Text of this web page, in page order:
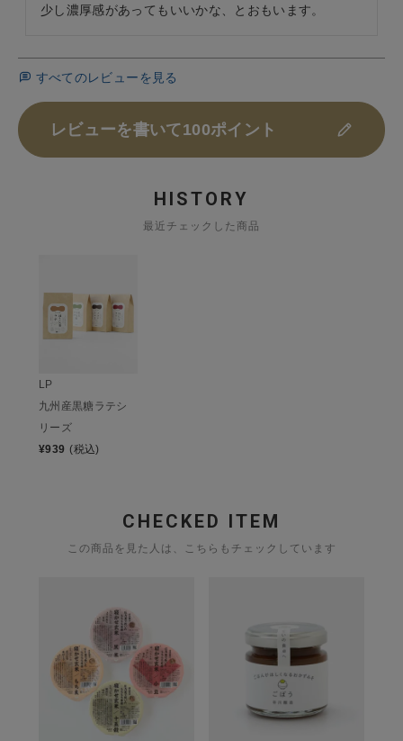
少し濃厚感があってもいいかな、とおもいます。
すべてのレビューを見る
レビューを書いて100ポイント
HISTORY
最近チェックした商品
LP
九州産黒糖ラテシ
リーズ
¥939 (税込)
CHECKED ITEM
この商品を見た人は、こちらもチェックしています